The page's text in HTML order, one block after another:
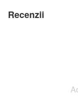
Recenzii